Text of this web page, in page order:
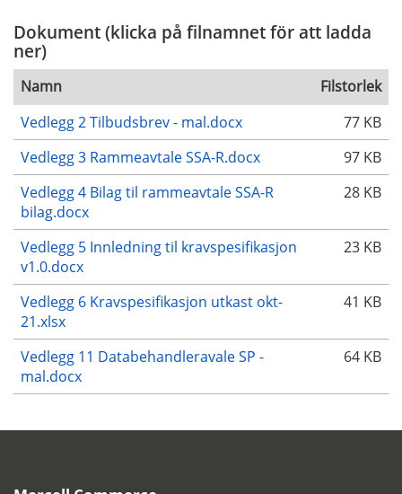
Dokument (klicka på filnamnet för att ladda
ner)
Namn
Filstorlek
Vedlegg 2 Tilbudsbrev - mal.docx
77 KB
Vedlegg 3 Rammeavtale SSA-R.docx
97 KB
Vedlegg 4 Bilag til rammeavtale SSA-R
bilag.docx
28 KB
Vedlegg 5 Innledning til kravspesifikasjon
v1.0.docx
23 KB
Vedlegg 6 Kravspesifikasjon utkast okt-
21.xlsx
41 KB
Vedlegg 11 Databehandleravale SP -
mal.docx
64 KB